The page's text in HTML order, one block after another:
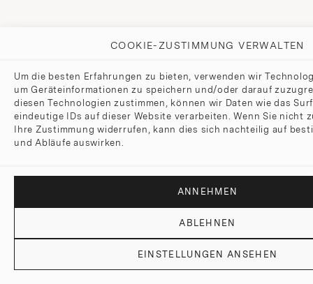
COOKIE-ZUSTIMMUNG VERWALTEN
Um die besten Erfahrungen zu bieten, verwenden wir
um Geräteinformationen zu speichern und/oder darauf
diesen Technologien zustimmen, können wir Daten wie das
eindeutige IDs auf dieser Website verarbeiten. Wenn Sie nicht
Ihre Zustimmung widerrufen, kann dies sich nachteilig auf
und Abläufe auswirken.
ANNEHMEN
ABLEHNEN
EINSTELLUNGEN ANSEHEN